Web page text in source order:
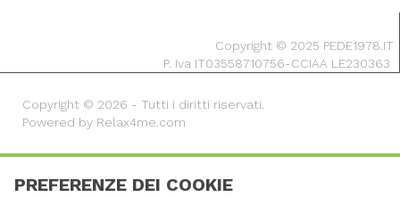
Copyright © 2025 PEDE1978.IT
P. Iva IT03558710756-CCIAA LE230363
Copyright © 2026 - Tutti i diritti riservati.
Powered by Relax4me.com
PREFERENZE DEI COOKIE